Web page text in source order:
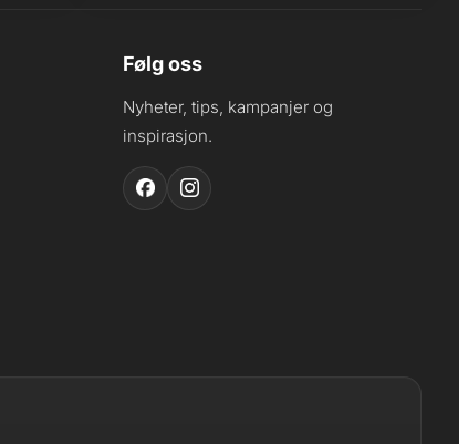
Følg oss
Nyheter, tips, kampanjer og
inspirasjon.